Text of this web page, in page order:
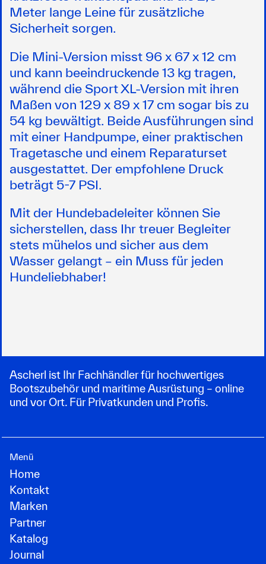
Meter lange Leine für zusätzliche
Sicherheit sorgen.
Die Mini-Version misst 96 x 67 x 12 cm
und kann beeindruckende 13 kg tragen,
während die Sport XL-Version mit ihren
Maßen von 129 x 89 x 17 cm sogar bis zu
54 kg bewältigt. Beide Ausführungen sind
mit einer Handpumpe, einer praktischen
Tragetasche und einem Reparaturset
ausgestattet. Der empfohlene Druck
beträgt 5-7 PSI.
Mit der Hundebadeleiter können Sie
sicherstellen, dass Ihr treuer Begleiter
stets mühelos und sicher aus dem
Wasser gelangt – ein Muss für jeden
Hundeliebhaber!
Ascherl ist Ihr Fachhändler für hochwertiges
Bootszubehör und maritime Ausrüstung – online
und vor Ort. Für Privatkunden und Profis.
Menü
Home
Kontakt
Marken
Partner
Katalog
Journal